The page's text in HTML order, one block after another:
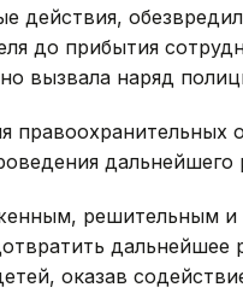
действия,
до прибытия
вызвала наряд
правоохранительных
дальнейшего
решительным
дальнейшее
оказав